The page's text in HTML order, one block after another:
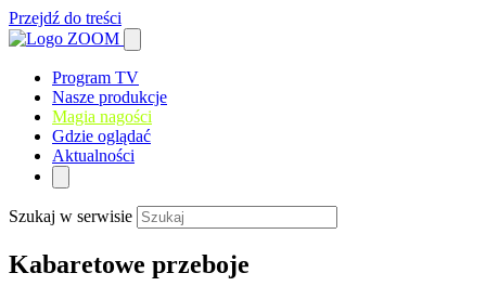
Przejdź do treści
Program TV
Nasze produkcje
Magia nagości
Gdzie oglądać
Aktualności
Szukaj w serwisie
Kabaretowe przeboje